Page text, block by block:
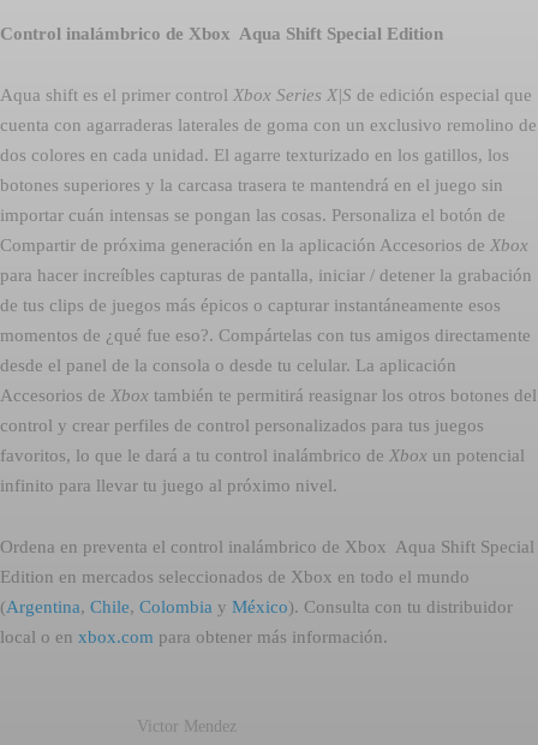
Control inalámbrico de Xbox  Aqua Shift Special Edition
Aqua shift es el primer control Xbox Series X|S de edición especial que
cuenta con agarraderas laterales de goma con un exclusivo remolino de
dos colores en cada unidad. El agarre texturizado en los gatillos, los
botones superiores y la carcasa trasera te mantendrá en el juego sin
importar cuán intensas se pongan las cosas. Personaliza el botón de
Compartir de próxima generación en la aplicación Accesorios de Xbox
para hacer increíbles capturas de pantalla, iniciar / detener la grabación
de tus clips de juegos más épicos o capturar instantáneamente esos
momentos de ¿qué fue eso?. Compártelas con tus amigos directamente
desde el panel de la consola o desde tu celular. La aplicación
Accesorios de Xbox también te permitirá reasignar los otros botones del
control y crear perfiles de control personalizados para tus juegos
favoritos, lo que le dará a tu control inalámbrico de Xbox un potencial
infinito para llevar tu juego al próximo nivel.
Ordena en preventa el control inalámbrico de Xbox  Aqua Shift Special
Edition en mercados seleccionados de Xbox en todo el mundo
(Argentina, Chile, Colombia y México). Consulta con tu distribuidor
local o en xbox.com para obtener más información.
Victor Mendez